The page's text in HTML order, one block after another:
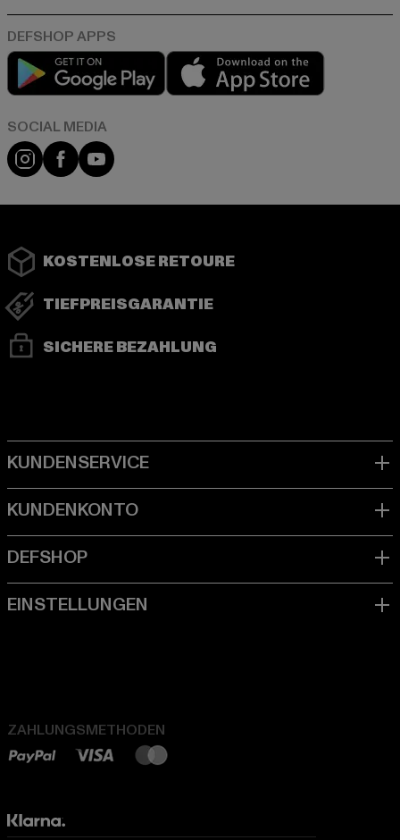
Play market
Instagram
FacebookYouTube
KOSTENLOSE RETOURE
TIEFPREISGARANTIE
SICHERE BEZAHLUNG
ZAHLUNGSMETHODEN